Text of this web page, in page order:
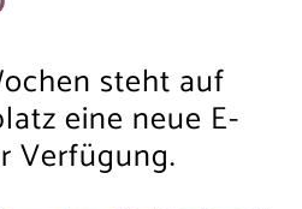
steht auf
eine neue E-
Verfügung.